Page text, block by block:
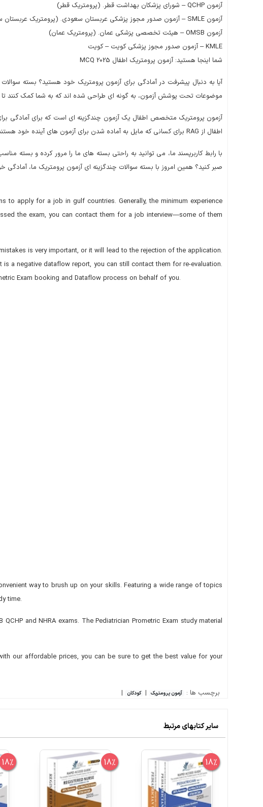
آزمون QCHP – شورای پزشکان بهداشت قطر. (پرومتریک قطر)
آزمون SMLE – آزمون صدور مجوز پزشکی عربستان سعودی. (پرومتریک عربستان سعودی)
آزمون OMSB – هیئت تخصصی پزشکی عمان. (پرومتریک عمان)
KMLE – آزمون صدور مجوز پزشکی کویت – کویت
شما اینجا هستید: آزمون پرومتریک اطفال MCQ 2025
آیا به دنبال پیشرفت در آمادگی برای آزمون پرومتریک خود هستید؟ بسته
موضوعات تحت پوشش آزمون، به گونه ای طراحی شده اند که به شما کمک کنند تا
اطفال از RAG برای کسانی که مایل به آماده شدن برای آزمون های آینده خود هستند، واقعاً مفید است.
با رابط کاربرپسند ما، می توانید به راحتی بسته های ما را مرور کرده و بسته
صبر کنید؟ همین امروز با بسته سوالات چندگزینه ای آزمون پرومتریک ما، آمادگی
to apply for a job in gulf countries. Generally, the minimum experience
the exam, you can contact them for a job interview—some of them
is very important, or it will lead to the rejection of the application.
a negative dataflow report, you can still contact them for re-evaluation.
Exam booking and Dataflow process on behalf of you.
way to brush up on your skills. Featuring a wide range of topics
time.
and NHRA exams. The Pediatrician Prometric Exam study material
our affordable prices, you can be sure to get the best value for your
برچسب ها : آزمون پرومتریک | کودکان |
سایر کتابهای مرتبط
18%
18%
18%